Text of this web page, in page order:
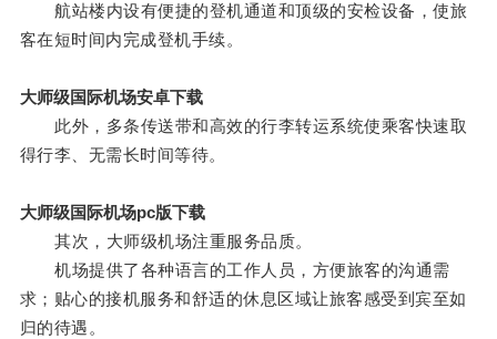
航站楼内设有便捷的登机通道和顶级的安检设备，使旅
客在短时间内完成登机手续。
大师级国际机场安卓下载
此外，多条传送带和高效的行李转运系统使乘客快速取
得行李、无需长时间等待。
大师级国际机场pc版下载
其次，大师级机场注重服务品质。
机场提供了各种语言的工作人员，方便旅客的沟通需
求；贴心的接机服务和舒适的休息区域让旅客感受到宾至如
归的待遇。